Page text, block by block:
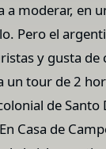
a moderar, en
Pero el
y gusta de
un tour de 2
de
Casa de